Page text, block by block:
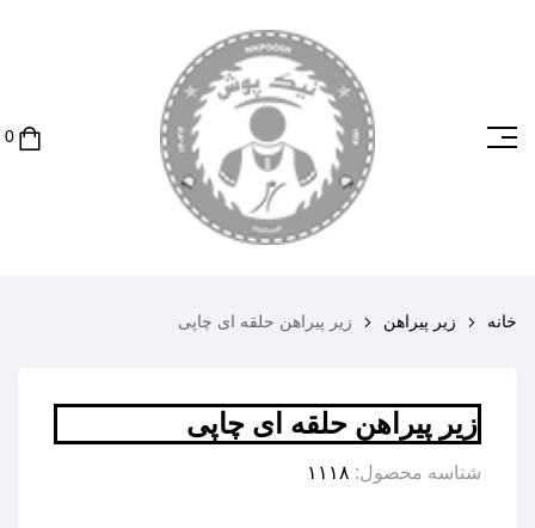
‏0
خانه زیر پیراهن زیر پیراهن حلقه ای چاپی
زیر پیراهن حلقه ای چاپی
شناسه محصول: ۱۱۱۸